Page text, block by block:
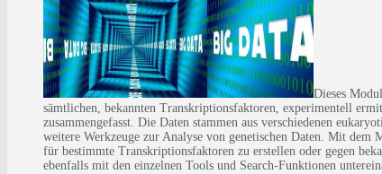
Dieses
sämtlichen, bekannten Transkriptionsfaktoren, experimentell
zusammengefasst. Die Daten stammen aus verschiedenen
weitere Werkzeuge zur Analyse von genetischen Daten. Mit
für bestimmte Transkriptionsfaktoren zu erstellen oder gegen
ebenfalls mit den einzelnen Tools und Search-Funktionen